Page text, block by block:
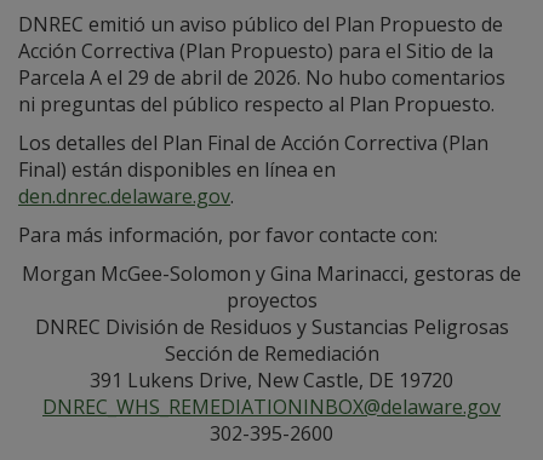
DNREC emitió un aviso público del Plan Propuesto de
Acción Correctiva (Plan Propuesto) para el Sitio de la
Parcela A el 29 de abril de 2026. No hubo comentarios
ni preguntas del público respecto al Plan Propuesto.
Los detalles del Plan Final de Acción Correctiva (Plan
Final) están disponibles en línea en
den.dnrec.delaware.gov.
Para más información, por favor contacte con:
Morgan McGee-Solomon y Gina Marinacci, gestoras de
proyectos
DNREC División de Residuos y Sustancias Peligrosas
Sección de Remediación
391 Lukens Drive, New Castle, DE 19720
DNREC_WHS_REMEDIATIONINBOX@delaware.gov
302-395-2600